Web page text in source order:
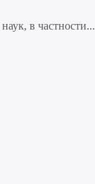
в частности...